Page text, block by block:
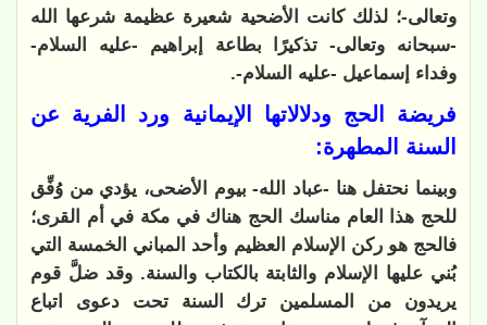
وتعالى-؛ لذلك كانت الأضحية شعيرة عظيمة شرعها الله
-سبحانه وتعالى- تذكيرًا بطاعة إبراهيم -عليه السلام-
وفداء إسماعيل -عليه السلام-.
فريضة الحج ودلالاتها الإيمانية ورد الفرية عن
السنة المطهرة:
وبينما نحتفل هنا -عباد الله- بيوم الأضحى، يؤدي من وُفِّق
للحج هذا العام مناسك الحج هناك في مكة في أم القرى؛
فالحج هو ركن الإسلام العظيم وأحد المباني الخمسة التي
بُني عليها الإسلام والثابتة بالكتاب والسنة. وقد ضلَّ قوم
يريدون من المسلمين ترك السنة تحت دعوى اتباع